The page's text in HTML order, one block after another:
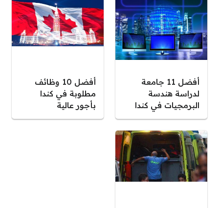
أفضل 11 جامعة
لدراسة هندسة
البرمجيات في كندا
أفضل 10 وظائف
مطلوبة في كندا
بأجور عالية